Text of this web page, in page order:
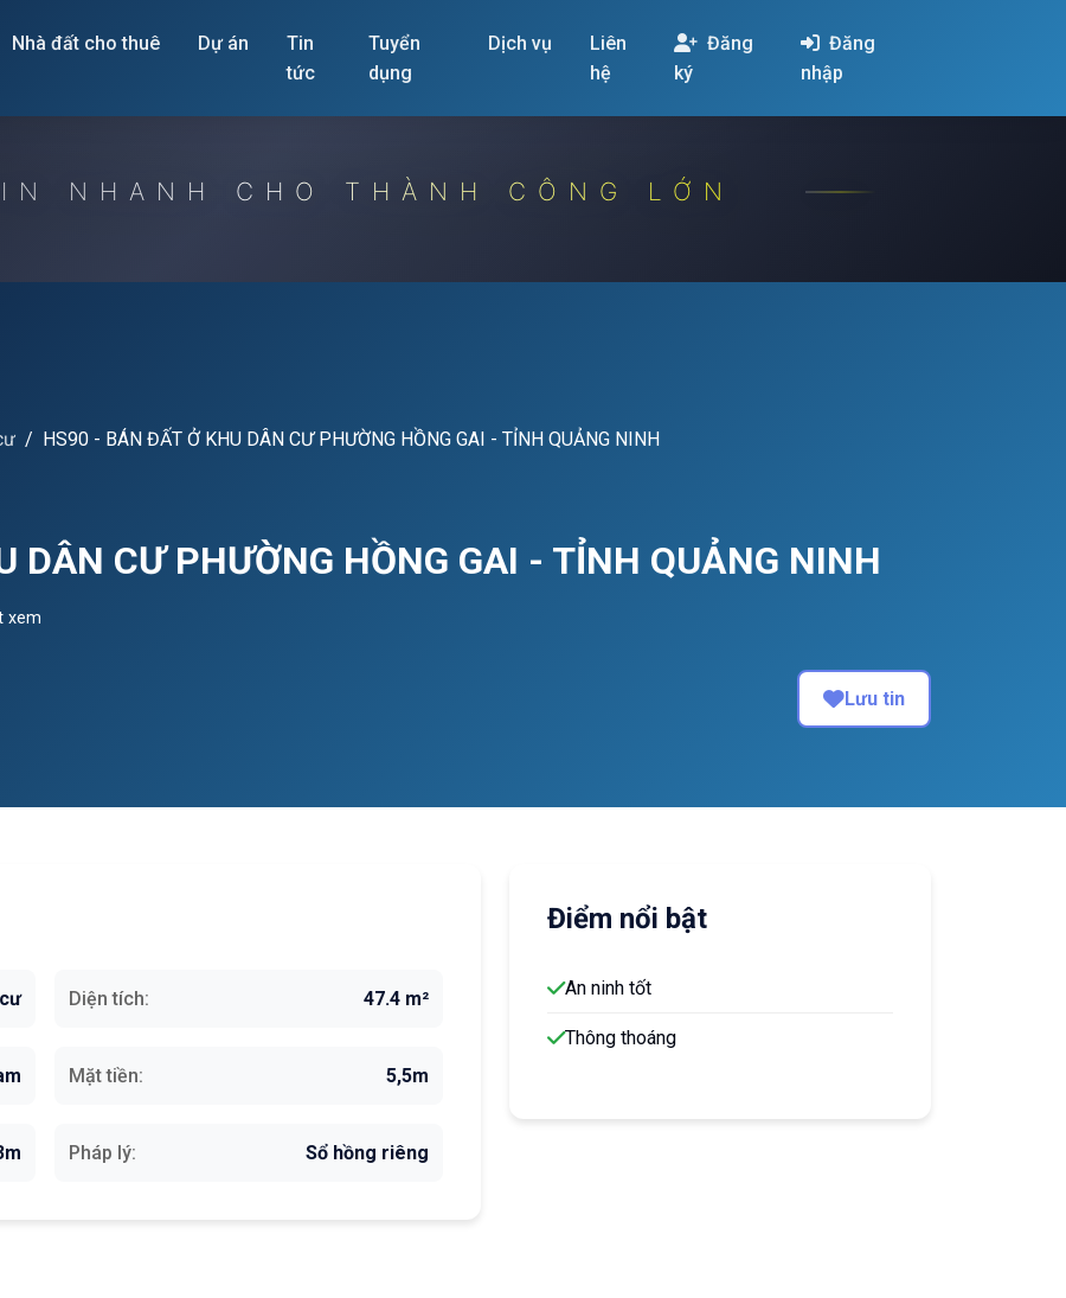
Nhà đất cho thuê Dự án
Tin
tức
Tuyển
dụng
Dịch vụ
Liên
hệ
Đăng
ký
Đăng
nhập
NHANH CHO THÀNH CÔNG LỚN
HS90 - BÁN ĐẤT Ở KHU DÂN CƯ PHƯỜNG HỒNG GAI - TỈNH QUẢNG NINH
DÂN CƯ PHƯỜNG HỒNG GAI - TỈNH QUẢNG NINH
xem
Lưu tin
Diện tích: 47.4 m²
Mặt tiền: 5,5m
Pháp lý: Sổ hồng riêng
Điểm nổi bật
An ninh tốt
Thông thoáng